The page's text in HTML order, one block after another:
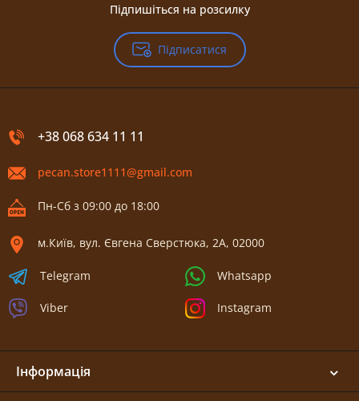
Підпишіться на розсилку
Підписатися
+38 068 634 11 11
pecan.store1111@gmail.com
Пн-Сб з 09:00 до 18:00
м.Київ, вул. Євгена Сверстюка, 2А, 02000
Telegram
Viber
Whatsapp
Instagram
Інформація